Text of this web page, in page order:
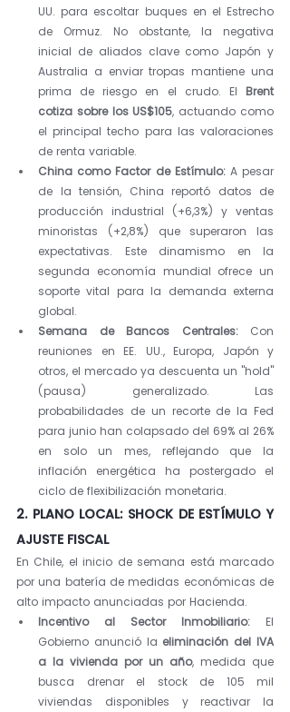
UU. para escoltar buques en el Estrecho
de Ormuz. No obstante, la negativa
inicial de aliados clave como Japón y
Australia a enviar tropas mantiene una
prima de riesgo en el crudo. El Brent
cotiza sobre los US$105, actuando como
el principal techo para las valoraciones
de renta variable.
China como Factor de Estímulo: A pesar
de la tensión, China reportó datos de
producción industrial (+6,3%) y ventas
minoristas (+2,8%) que superaron las
expectativas. Este dinamismo en la
segunda economía mundial ofrece un
soporte vital para la demanda externa
global.
Semana de Bancos Centrales: Con
reuniones en EE. UU., Europa, Japón y
otros, el mercado ya descuenta un "hold"
(pausa) generalizado. Las
probabilidades de un recorte de la Fed
para junio han colapsado del 69% al 26%
en solo un mes, reflejando que la
inflación energética ha postergado el
ciclo de flexibilización monetaria.
2. PLANO LOCAL: SHOCK DE ESTÍMULO Y
AJUSTE FISCAL
En Chile, el inicio de semana está marcado
por una batería de medidas económicas de
alto impacto anunciadas por Hacienda.
Incentivo al Sector Inmobiliario: El
Gobierno anunció la eliminación del IVA
a la vivienda por un año, medida que
busca drenar el stock de 105 mil
viviendas disponibles y reactivar la